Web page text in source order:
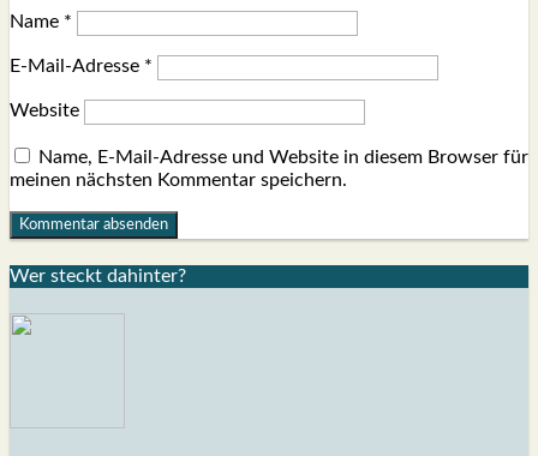
Name *
E-Mail-Adresse *
Website
Name, E-Mail-Adresse und Website in diesem Browser für
meinen nächsten Kommentar speichern.
Wer steckt dahin­ter?